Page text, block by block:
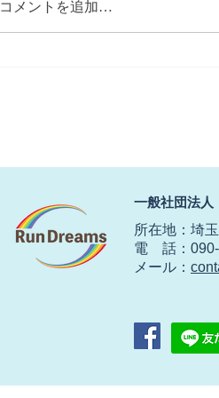
コメントを追加…
​一般社団法人
所在地：埼
電 話：090-
​メール：